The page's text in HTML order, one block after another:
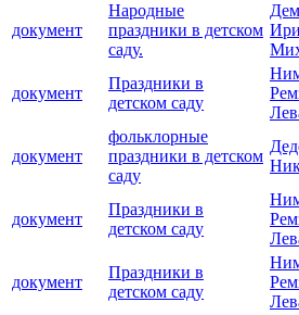
документ
Народные
праздники в детском
саду.
документ
Праздники в
детском саду
документ
фольклорные
праздники в детском
саду
документ
Праздники в
детском саду
документ
Праздники в
детском саду